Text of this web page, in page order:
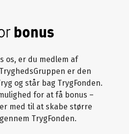
bonus
os, er du medlem af
er den
og står bag TrygFonden.
for at få bonus –
med til at skabe større
TrygFonden.